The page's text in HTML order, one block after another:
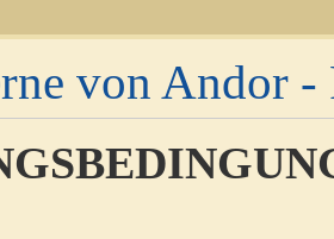
von Andor -